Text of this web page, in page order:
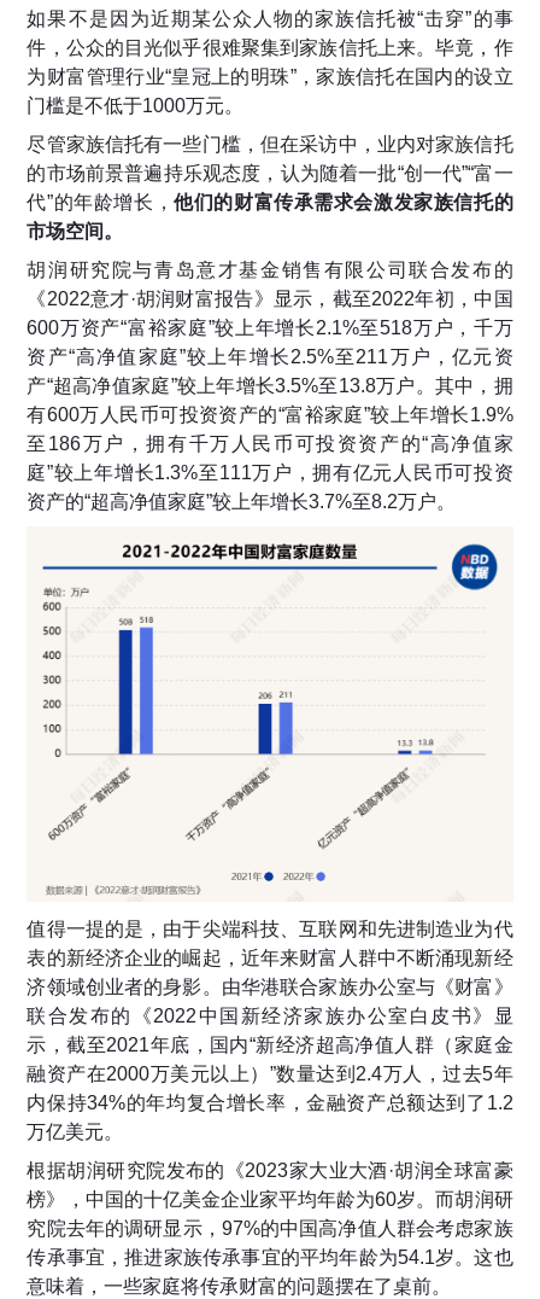
如果不是因为近期某公众人物的家族信托被“击穿”的事
件，公众的目光似乎很难聚集到家族信托上来。毕竟，作
为财富管理行业“皇冠上的明珠”，家族信托在国内的设立
门槛是不低于1000万元。
尽管家族信托有一些门槛，但在采访中，业内对家族信托
的市场前景普遍持乐观态度，认为随着一批“创一代”“富一
代”的年龄增长，他们的财富传承需求会激发家族信托的
市场空间。
胡润研究院与青岛意才基金销售有限公司联合发布的
《2022意才·胡润财富报告》显示，截至2022年初，中国
600万资产“富裕家庭”较上年增长2.1%至518万户，千万
资产“高净值家庭”较上年增长2.5%至211万户，亿元资
产“超高净值家庭”较上年增长3.5%至13.8万户。其中，拥
有600万人民币可投资资产的“富裕家庭”较上年增长1.9%
至186万户，拥有千万人民币可投资资产的“高净值家
庭”较上年增长1.3%至111万户，拥有亿元人民币可投资
资产的“超高净值家庭”较上年增长3.7%至8.2万户。
值得一提的是，由于尖端科技、互联网和先进制造业为代
表的新经济企业的崛起，近年来财富人群中不断涌现新经
济领域创业者的身影。由华港联合家族办公室与《财富》
联合发布的《2022中国新经济家族办公室白皮书》显
示，截至2021年底，国内“新经济超高净值人群（家庭金
融资产在2000万美元以上）”数量达到2.4万人，过去5年
内保持34%的年均复合增长率，金融资产总额达到了1.2
万亿美元。
根据胡润研究院发布的《2023家大业大酒·胡润全球富豪
榜》，中国的十亿美金企业家平均年龄为60岁。而胡润研
究院去年的调研显示，97%的中国高净值人群会考虑家族
传承事宜，推进家族传承事宜的平均年龄为54.1岁。这也
意味着，一些家庭将传承财富的问题摆在了桌前。